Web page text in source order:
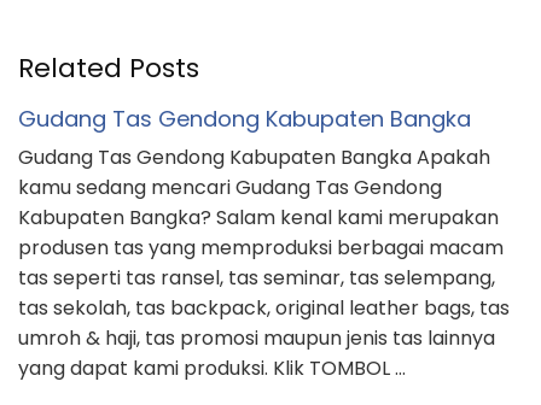
Related Posts
Gudang Tas Gendong Kabupaten Bangka
Gudang Tas Gendong Kabupaten Bangka Apakah
kamu sedang mencari Gudang Tas Gendong
Kabupaten Bangka? Salam kenal kami merupakan
produsen tas yang memproduksi berbagai macam
tas seperti tas ransel, tas seminar, tas selempang,
tas sekolah, tas backpack, original leather bags, tas
umroh & haji, tas promosi maupun jenis tas lainnya
yang dapat kami produksi. Klik TOMBOL …